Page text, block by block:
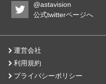
@astavision
公式twitterページへ
運営会社
利用規約
プライバシーポリシー